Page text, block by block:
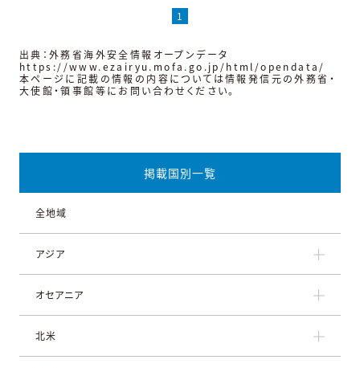
1
出典：外務省海外安全情報オープンデータ
https://www.ezairyu.mofa.go.jp/html/opendata/
本ページに記載の情報の内容については情報発信元の外務省・
大使館・領事館等にお問い合わせください。
掲載国別一覧
全地域
アジア
オセアニア
北米